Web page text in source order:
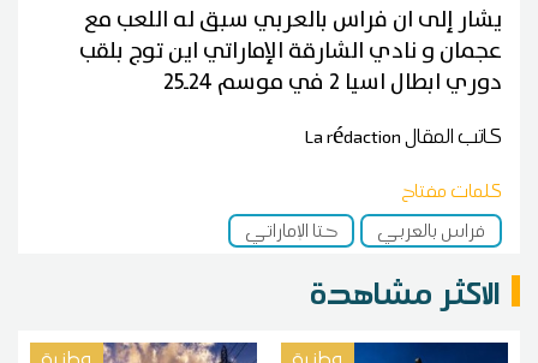
يشار إلى ان فراس بالعربي سبق له اللعب مع
عجمان و نادي الشارقة الإماراتي اين توج بلقب
دوري ابطال اسيا 2 في موسم 24ـ25
كاتب المقالLa rédaction
كلمات مفتاح
فراس بالعربي
حتا الإماراتي
الاكثر مشاهدة